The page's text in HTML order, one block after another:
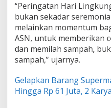
“Peringatan Hari
bukan sekadar
melainkan momentum
ASN, untuk memberikan
dan memilah sampah,
sampah,” ujarnya.
Gelapkan Barang
Hingga Rp 61 Juta, 2